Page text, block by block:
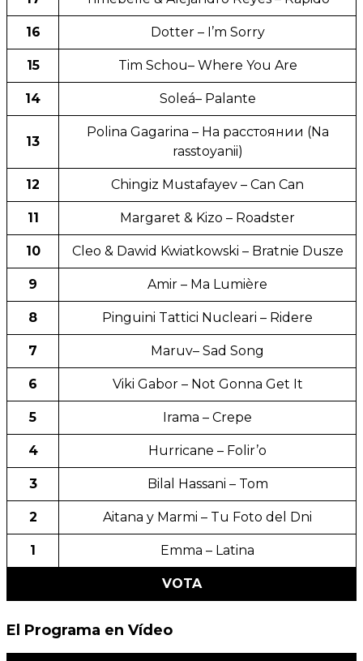
16 Dotter – I’m Sorry
15 Tim Schou– Where You Are
14 Soleá– Palante
13
Polina Gagarina – На расстоянии (Na
rasstoyanii)
12 Chingiz Mustafayev – Can Can
11 Margaret & Kizo – Roadster
10 Cleo & Dawid Kwiatkowski – Bratnie Dusze
9 Amir – Ma Lumière
8 Pinguini Tattici Nucleari – Ridere
7 Maruv– Sad Song
6 Viki Gabor – Not Gonna Get It
5 Irama – Crepe
4 Hurricane – Folir’o
3 Bilal Hassani – Tom
2 Aitana y Marmi – Tu Foto del Dni
1 Emma – Latina
VOTA
El Programa en Vídeo